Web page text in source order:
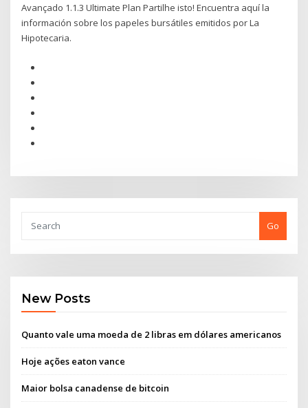
Avançado 1.1.3 Ultimate Plan Partilhe isto! Encuentra aquí la
información sobre los papeles bursátiles emitidos por La
Hipotecaria.
Go
New Posts
Quanto vale uma moeda de 2 libras em dólares americanos
Hoje ações eaton vance
Maior bolsa canadense de bitcoin